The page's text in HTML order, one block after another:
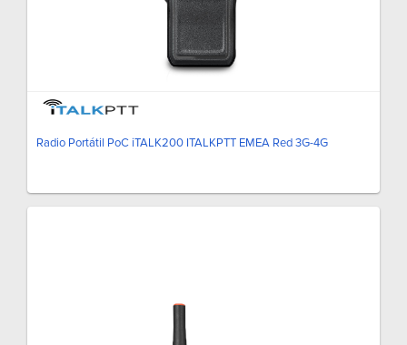
Radio Portátil PoC iTALK200 ITALKPTT EMEA Red 3G-4G